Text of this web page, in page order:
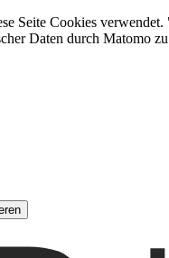
Seite Cookies
Daten durch Matomo